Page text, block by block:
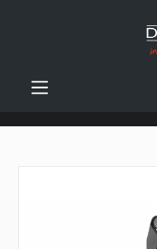
Zum Hauptinhalt
Bildergalerie